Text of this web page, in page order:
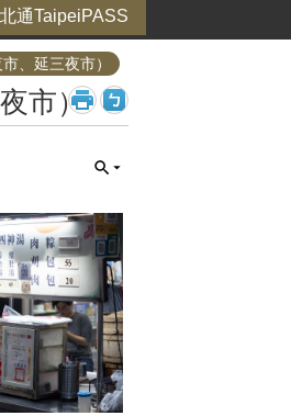
通TaipeiPASS
、延三夜市）
市）